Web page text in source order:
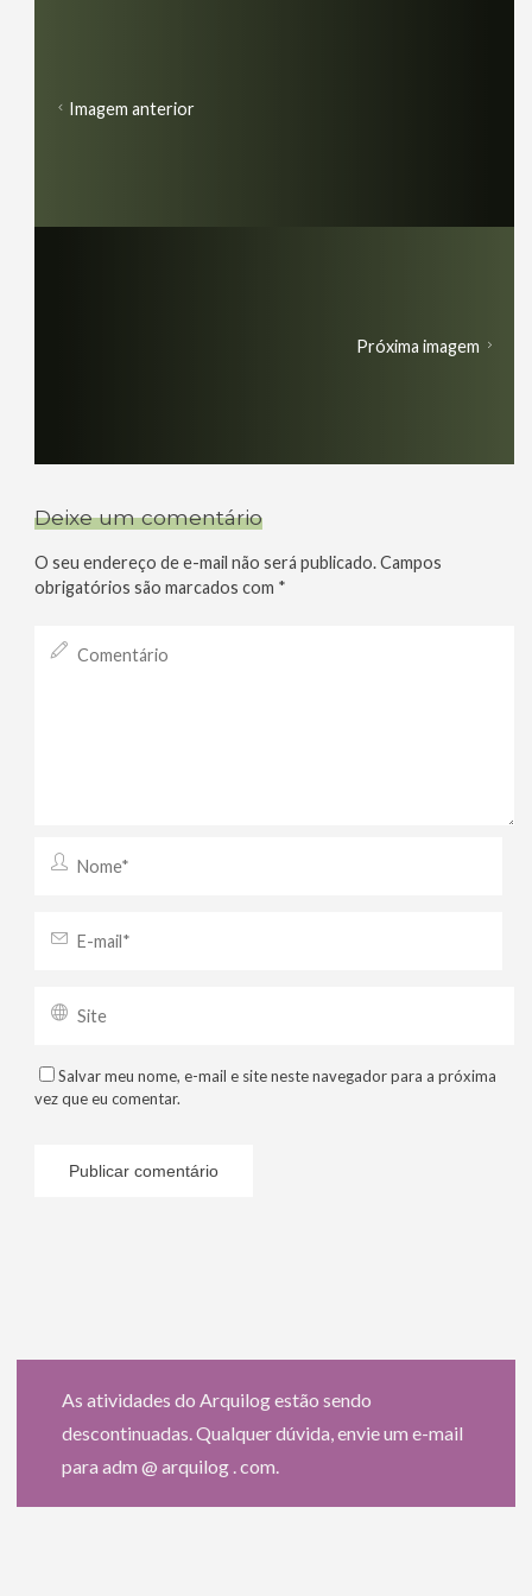
Imagem anterior
Próxima imagem
Deixe um comentário
O seu endereço de e-mail não será publicado.Campos
obrigatórios são marcados com *
Salvar meu nome, e-mail e site neste navegador para a próxima
vez que eu comentar.
As atividades do Arquilog estão sendo
descontinuadas. Qualquer dúvida, envie um e-mail
para adm @ arquilog . com.